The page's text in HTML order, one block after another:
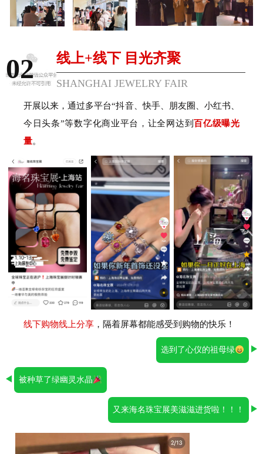
02 线上+线下 目光齐聚
SHANGHAI JEWELRY FAIR
开展以来，通过多平台“抖音、快手、朋友圈、小红书、
今日头条”等数字化商业平台，让全网达到百亿级曝光
量。
线下购物线上分享 ，隔着屏幕都能感受到购物的快乐！
选到了心仪的祖母绿
被种草了绿幽灵水晶
又来海名珠宝展美滋滋进货啦！！！